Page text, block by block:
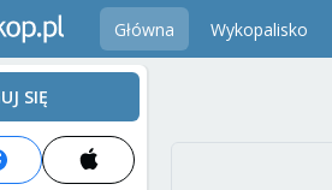
Główna Wykopalisko
SIĘ